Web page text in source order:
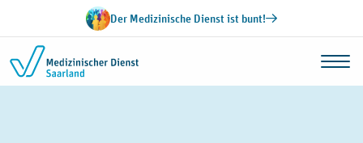
Zum Inhalt springenDer Medizinische Dienst ist bunt!